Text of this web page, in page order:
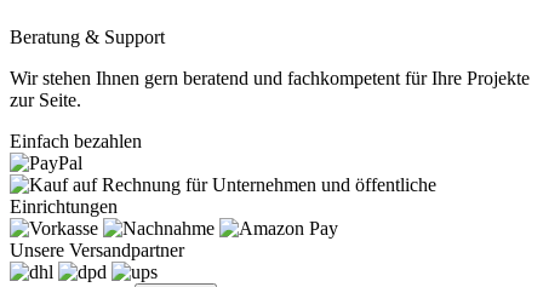
Beratung & Support
Wir stehen Ihnen gern beratend und fachkompetent für Ihre Projekte
zur Seite.
Einfach bezahlen
Unsere Versandpartner